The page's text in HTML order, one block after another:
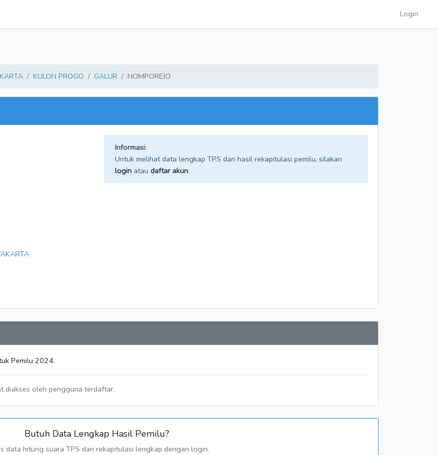
Login
KULON PROGO GALUR NOMPOREJO
Informasi:
Untuk melihat data lengkap TPS dan hasil rekapitulasi pemilu, silakan
login atau daftar akun.
Pemilu 2024.
diakses oleh pengguna terdaftar.
Butuh Data Lengkap Hasil Pemilu?
data hitung suara TPS dan rekapitulasi lengkap dengan login.